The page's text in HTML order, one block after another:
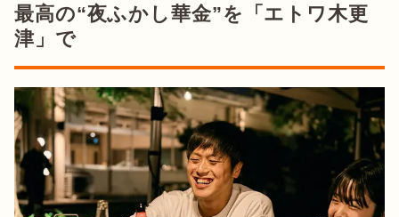
最高の“夜ふかし華金”を「エトワ木更
津」で